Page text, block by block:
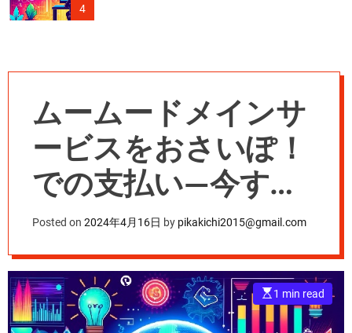
4
ムームードメインサ
ービスをおさいぽ！
での支払い—今すぐ
利用開始—数クリッ
クで完了。
Posted on 2024年4月16日 by pikakichi2015@gmail.com
E
s
1 min read